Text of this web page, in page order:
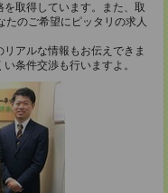
取得しています。また、取
のご希望にピッタリの求人
アルな情報もお伝えできま
条件交渉も行いますよ。